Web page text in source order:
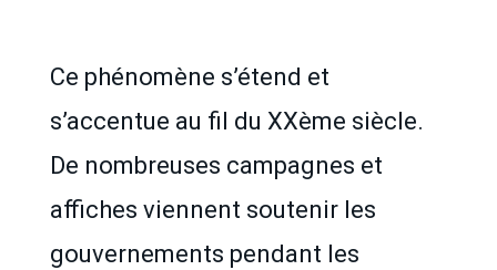
Ce phénomène s’étend et
s’accentue au fil du XXème siècle.
De nombreuses campagnes et
affiches viennent soutenir les
gouvernements pendant les